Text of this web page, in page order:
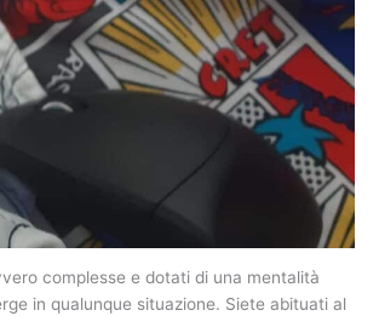
complesse e dotati di una mentalità
in qualunque situazione. Siete abituati al